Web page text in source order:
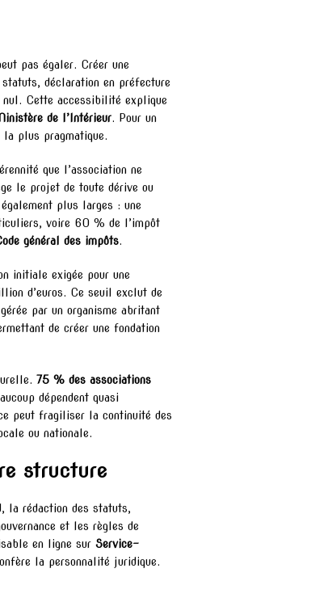
pas égaler. Créer une
déclaration en préfecture
nul. Cette accessibilité explique
de l’Intérieur. Pour un
plus pragmatique.
que l’association ne
le projet de toute dérive ou
plus larges : une
voire 60 % de l’impôt
général des impôts.
initiale exigée pour une
d’euros. Ce seuil exclut de
par un organisme abritant
de créer une fondation
75 % des associations
dépendent quasi
peut fragiliser la continuité des
ou nationale.
structure
la rédaction des statuts,
et les règles de
en ligne sur Service-
la personnalité juridique.